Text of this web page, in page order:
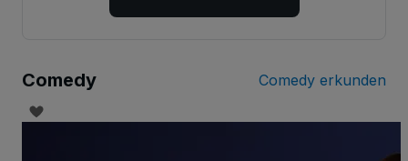
Comedy Comedy erkunden